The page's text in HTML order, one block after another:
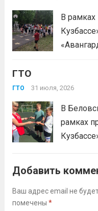
В рамках
друга,
отличные
ГТО
ГТО 31 июля, 2026
В
рамках
и
Добавить
Ваш адрес email не
помечены *